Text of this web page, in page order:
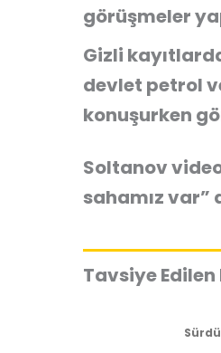
görüşmeler
Gizli
devlet petrol
konuşurken
Soltanov
sahamız var”
Tavsiye